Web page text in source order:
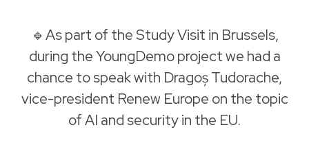
🔹As part of the Study Visit in Brussels,
during the YoungDemo project we had a
chance to speak with Dragoș Tudorache,
vice-president Renew Europe on the topic
of AI and security in the EU.